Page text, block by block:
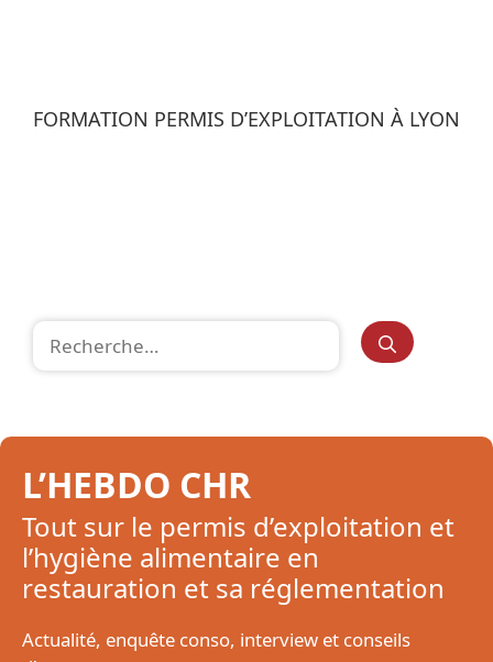
FORMATION PERMIS D’EXPLOITATION À LYON
L’HEBDO CHR
Tout sur le permis d’exploitation et
l’hygiène alimentaire en
restauration et sa réglementation
Actualité, enquête conso, interview et conseils